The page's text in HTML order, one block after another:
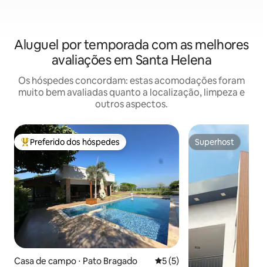
Aluguel por temporada com as melhores
avaliações em Santa Helena
Os hóspedes concordam: estas acomodações foram
muito bem avaliadas quanto a localização, limpeza e
outros aspectos.
Entre os melhores preferidos dos hóspedes
Preferido dos hóspedes
Casa de campo ⋅ Pato Bragado 5 de uma avaliação média
5 (5)
Superhost
Superhost